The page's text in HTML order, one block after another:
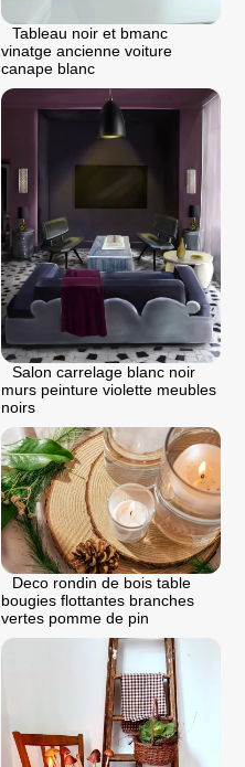
Tableau noir et bmanc
vinatge ancienne voiture
canape blanc
Salon carrelage blanc noir
murs peinture violette meubles
noirs
Deco rondin de bois table
bougies flottantes branches
vertes pomme de pin